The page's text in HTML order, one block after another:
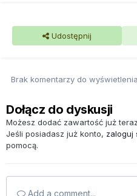
Udostępnij
Brak komentarzy do wyświetlenia
Dołącz do dyskusji
Możesz dodać zawartość już
Jeśli posiadasz już konto, zaloguj
pomocą.
Add a comment...